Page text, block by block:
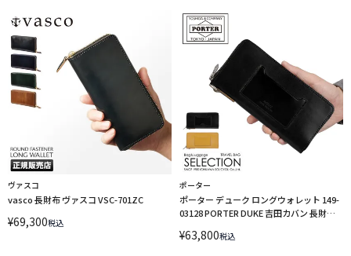
ヴァスコ
vasco 長財布 ヴァスコ VSC-701ZC
¥69,300税込
ポーター
ポーター デューク ロングウォレット 149-
03128 PORTER DUKE 吉田カバン 長財布
¥63,800税込